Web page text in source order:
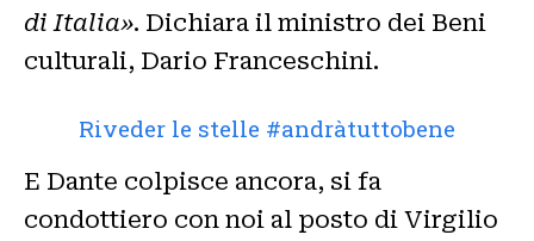
di Italia». Dichiara il ministro dei Beni
culturali, Dario Franceschini.
Riveder le stelle #andràtuttobene
E Dante colpisce ancora, si fa
condottiero con noi al posto di Virgilio